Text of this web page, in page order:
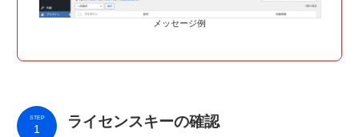
メッセージ例
ライセンスキーの確認
STEP
1